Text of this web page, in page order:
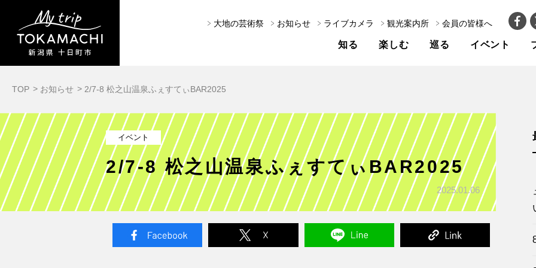
知る 楽しむ 巡る イベント
大地の芸術祭 お知らせ ライブカメラ 観光案内所 会員の皆様へ
TOP お知らせ 2/7-8 松之山温泉ふぇすてぃBAR2025
イベント
2/7-8 松之山温泉ふぇすてぃBAR2025
2025.01.06